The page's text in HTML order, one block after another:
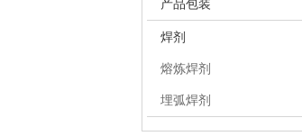
产品包装
焊剂
熔炼焊剂
埋弧焊剂